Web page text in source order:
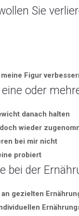
Sie
Figur
eine oder
danach halten
wieder
bei mir nicht
probiert
bei der
gezielten